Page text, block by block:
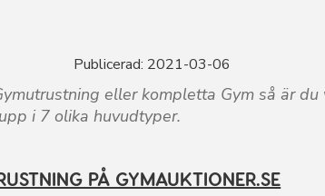
Publicerad: 2021-03-06
eller kompletta Gym så är
i 7 olika huvudtyper.
PÅ GYMAUKTIONER.SE